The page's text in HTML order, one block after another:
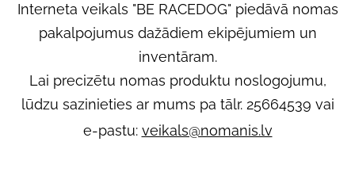
Interneta veikals "BE RACEDOG" piedāvā nomas
pakalpojumus dažādiem ekipējumiem un
inventāram.
Lai precizētu nomas produktu noslogojumu,
lūdzu sazinieties ar mums pa tālr. 25664539 vai
e-pastu: veikals@nomanis.lv